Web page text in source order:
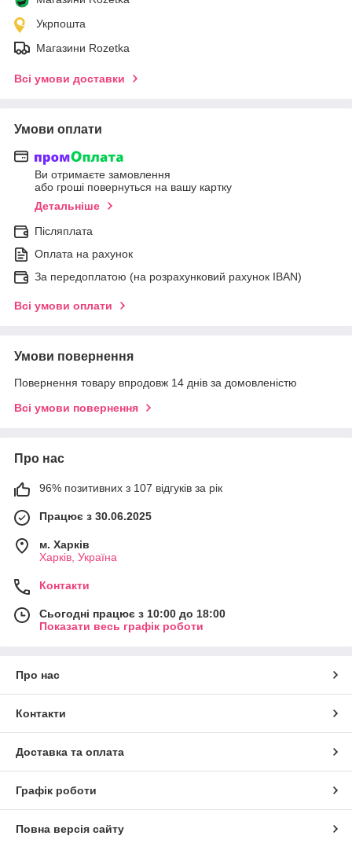
Укрпошта
Магазини Rozetka
Всі умови доставки
Умови оплати
Ви отримаєте замовлення
або гроші повернуться на вашу картку
Детальніше
Післяплата
Оплата на рахунок
За передоплатою (на розрахунковий рахунок IBAN)
Всі умови оплати
Умови повернення
Повернення товару впродовж 14 днів за домовленістю
Всі умови повернення
Про нас
96% позитивних з 107 відгуків за рік
Працює з 30.06.2025
м. Харків
Харків, Україна
Контакти
Сьогодні працює з 10:00 до 18:00
Показати весь графік роботи
Про нас
Контакти
Доставка та оплата
Графік роботи
Повна версія сайту